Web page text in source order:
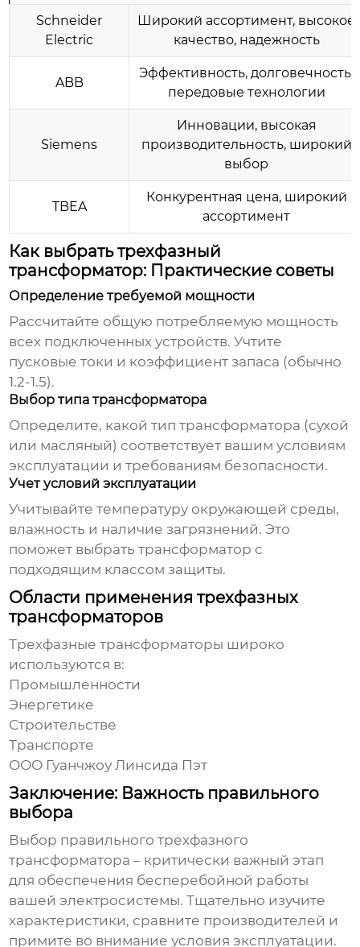
Schneider
Electric
Широкий ассортимент, высокое
качество, надежность
ABB
Эффективность, долговечность,
передовые технологии
Siemens
Инновации, высокая
производительность, широкий
выбор
TBEA
Конкурентная цена, широкий
ассортимент
Как выбрать трехфазный
трансформатор: Практические советы
Определение требуемой мощности
Рассчитайте общую потребляемую мощность
всех подключенных устройств. Учтите
пусковые токи и коэффициент запаса (обычно
1.2-1.5).
Выбор типа трансформатора
Определите, какой тип трансформатора (сухой
или масляный) соответствует вашим условиям
эксплуатации и требованиям безопасности.
Учет условий эксплуатации
Учитывайте температуру окружающей среды,
влажность и наличие загрязнений. Это
поможет выбрать трансформатор с
подходящим классом защиты.
Области применения трехфазных
трансформаторов
Трехфазные трансформаторы широко
используются в:
Промышленности
Энергетике
Строительстве
Транспорте
ООО Гуанчжоу Линсида Пэт
Заключение: Важность правильного
выбора
Выбор правильноготрехфазного
трансформатора – критически важный этап
для обеспечения бесперебойной работы
вашей электросистемы. Тщательно изучите
характеристики, сравните производителей и
примите во внимание условия эксплуатации.